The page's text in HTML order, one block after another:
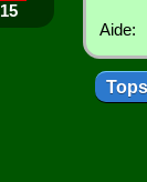
15
Aide:
Tops